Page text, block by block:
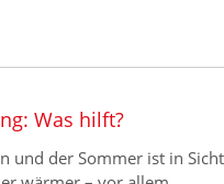
Was hilft?
und der Sommer ist in